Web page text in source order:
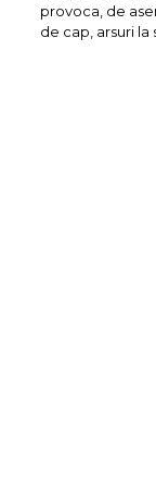
provoca, de
de cap, arsuri la